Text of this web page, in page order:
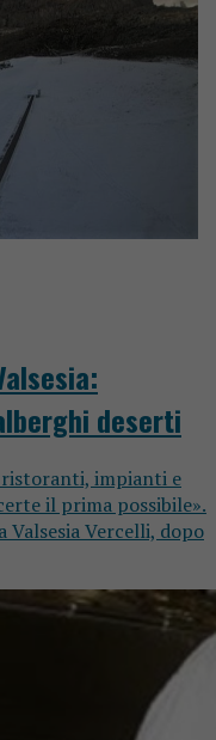
deserti
ristoranti, impianti e
il prima possibile».
Valsesia Vercelli, dopo